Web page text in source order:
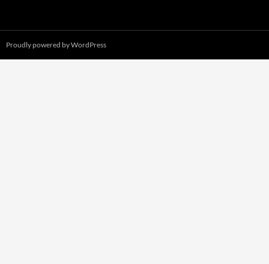
Proudly powered by WordPress